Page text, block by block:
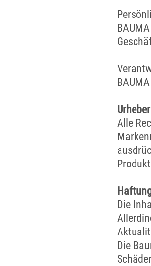
Alle
Die
Die